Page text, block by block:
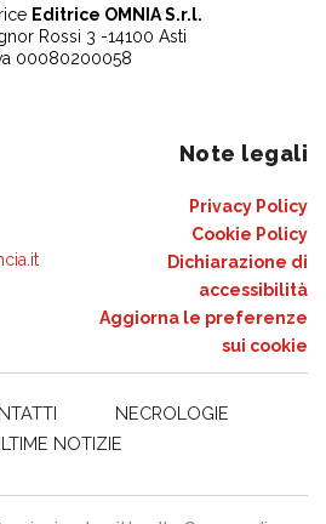
Editrice OMNIA S.r.l.
Rossi 3 -14100 Asti
00080200058
Note legali
Privacy Policy
Cookie Policy
Dichiarazione di
accessibilità
Aggiorna le preferenze
sui cookie
NECROLOGIE
NOTIZIE